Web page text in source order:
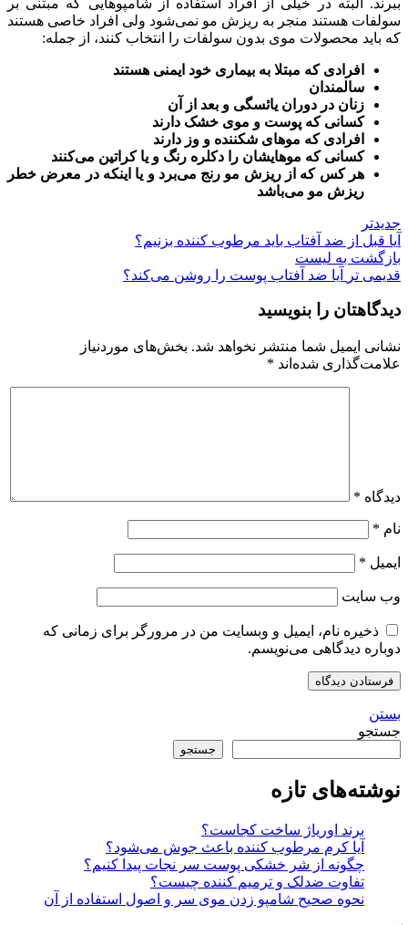
سولفات هستند منجر به ریزش مو نمی‌شود ولی افراد خاصی هستند
که باید محصولات موی بدون سولفات را انتخاب کنند، از جمله:
افرادی که مبتلا به بیماری خود ایمنی هستند
سالمندان
زنان در دوران یائسگی و بعد از آن
کسانی که پوست و موی خشک دارند
افرادی که موهای شکننده و وز دارند
کسانی که موهایشان را دکلره رنگ و یا کراتین می‌کنند
هر کس که از ریزش مو رنج می‌برد و یا اینکه در معرض خطر
ریزش مو می‌باشد
جدیدتر
آیا قبل از ضد آفتاب باید مرطوب کننده بزنیم؟
بازگشت به لیست
قدیمی تر
آیا ضد آفتاب پوست را روشن می‌کند؟
دیدگاهتان را بنویسید
نشانی ایمیل شما منتشر نخواهد شد. بخش‌های موردنیاز
علامت‌گذاری شده‌اند *
دیدگاه *
نام *
ایمیل *
وب‌ سایت
ذخیره نام، ایمیل و وبسایت من در مرورگر برای زمانی که
دوباره دیدگاهی می‌نویسم.
بستن
جستجو
جستجو
نوشته‌های تازه
برند اوریاژ ساخت کجاست؟
آیا کرم مرطوب کننده باعث جوش می‌شود؟
چگونه از شر خشکی پوست سر نجات پیدا کنیم؟
تفاوت ضدلک و ترمیم کننده چیست؟
نحوه صحیح شامپو زدن موی سر و اصول استفاده از آن